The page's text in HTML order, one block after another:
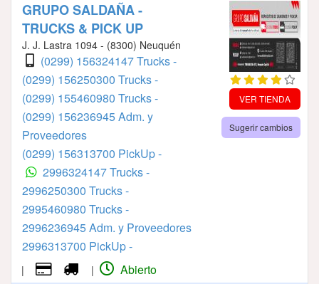
GRUPO SALDAÑA -
TRUCKS & PICK UP
J. J. Lastra 1094 - (8300) Neuquén
(0299) 156324147 Trucks -
(0299) 156250300 Trucks -
(0299) 155460980 Trucks -
(0299) 156236945 Adm. y
Proveedores
(0299) 156313700 PickUp -
2996324147 Trucks -
2996250300 Trucks -
2995460980 Trucks -
2996236945 Adm. y Proveedores
2996313700 PickUp -
VER TIENDA
Sugerir cambios
| | Abierto